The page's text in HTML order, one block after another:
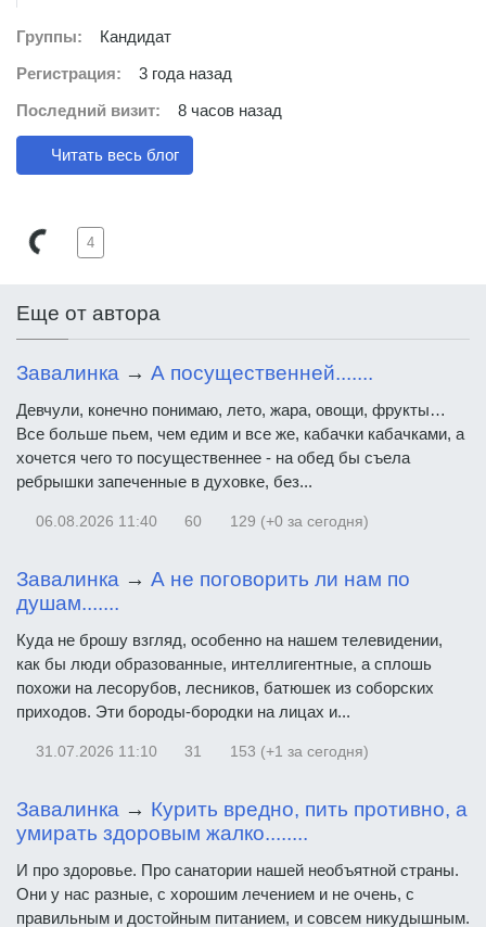
Группы:
Кандидат
Регистрация:
3 года назад
Последний визит:
8 часов назад
Читать весь блог
4
Еще от автора
Завалинка → А посущественней.......
Девчули, конечно понимаю, лето, жара, овощи, фрукты…
Все больше пьем, чем едим и все же, кабачки кабачками, а
хочется чего то посущественнее - на обед бы съела
ребрышки запеченные в духовке, без...
06.08.2026 11:40 60 129 (+0 за сегодня)
Завалинка → А не поговорить ли нам по
душам.......
Куда не брошу взгляд, особенно на нашем телевидении,
как бы люди образованные, интеллигентные, а сплошь
похожи на лесорубов, лесников, батюшек из соборских
приходов. Эти бороды-бородки на лицах и...
31.07.2026 11:10 31 153 (+1 за сегодня)
Завалинка → Курить вредно, пить противно, а
умирать здоровым жалко........
И про здоровье. Про санатории нашей необъятной страны.
Они у нас разные, с хорошим лечением и не очень, с
правильным и достойным питанием, и совсем никудышным.